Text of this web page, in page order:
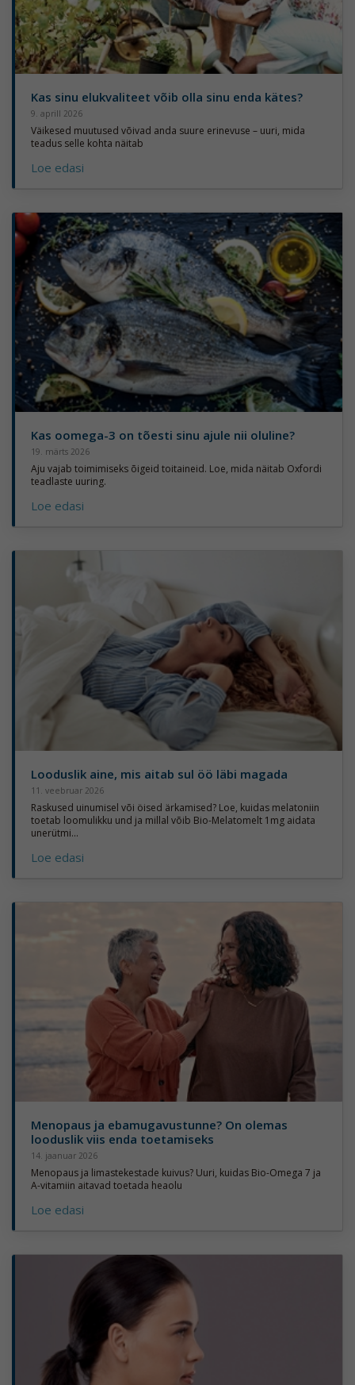
Kas sinu elukvaliteet võib olla sinu enda kätes?
9. aprill 2026
Väikesed muutused võivad anda suure erinevuse – uuri, mida
teadus selle kohta näitab
Loe edasi
Kas oomega-3 on tõesti sinu ajule nii oluline?
19. märts 2026
Aju vajab toimimiseks õigeid toitaineid. Loe, mida näitab Oxfordi
teadlaste uuring.
Loe edasi
Looduslik aine, mis aitab sul öö läbi magada
11. veebruar 2026
Raskused uinumisel või öised ärkamised? Loe, kuidas melatoniin
toetab loomulikku und ja millal võib Bio-Melatomelt 1mg aidata
unerütmi...
Loe edasi
Menopaus ja ebamugavustunne? On olemas
looduslik viis enda toetamiseks
14. jaanuar 2026
Menopaus ja limastekestade kuivus? Uuri, kuidas Bio-Omega 7 ja
A-vitamiin aitavad toetada heaolu
Loe edasi